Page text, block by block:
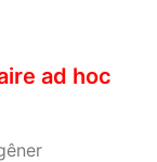
ad hoc